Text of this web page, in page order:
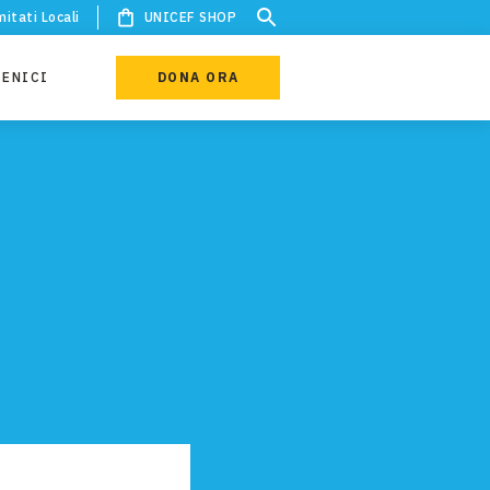
Locali UNICEF SHOP
DONA ORA